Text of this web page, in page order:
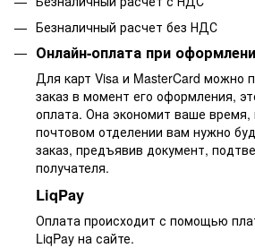
Безналичный расчет без НДС
Онлайн-оплата при
Для карт Visa и MasterCard можно
заказ в момент его оформления,
оплата. Она экономит ваше время,
почтовом отделении вам нужно
заказ, предъявив документ,
получателя.
LiqPay
Оплата происходит с помощью
LiqPay на сайте.